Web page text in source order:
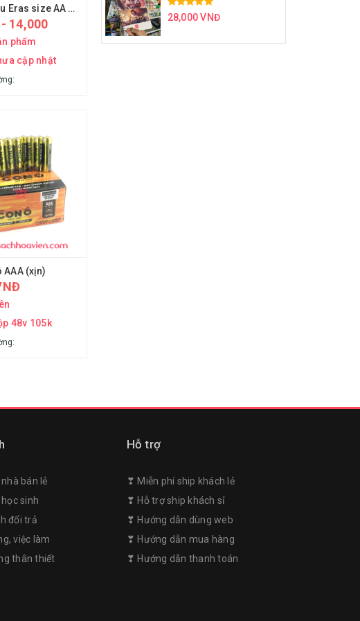
4v Pin tiểu Eras size AA AAA (Xịn) E691 E693
14,000
phẩm
cập nhật
AAA (xịn)
48v 105k
28,000 VNĐ
bán lẻ
sinh
đổi trả
việc làm
thân thiết
Hỗ trợ
❣︎ Miễn phí ship khách lẻ
❣︎ Hỗ trợ ship khách sỉ
❣︎ Hướng dẫn dùng web
❣︎ Hướng dẫn mua hàng
❣︎ Hướng dẫn thanh toán